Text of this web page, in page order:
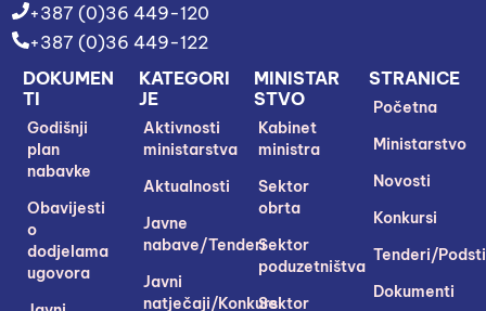
+387 (0)36 449-120
+387 (0)36 449-122
STRANICE
Početna
Ministarstvo
Novosti
Konkursi
Tenderi/
Dokumenti
MINISTAR
STVO
Kabinet
ministra
Sektor
obrta
Sektor
poduzetništva
Sektor
KATEGORI
JE
Aktivnosti
ministarstva
Aktualnosti
Javne
nabave/Tenderi
Javni
natječaji/Konkursi
DOKUMEN
TI
Godišnji
plan
nabavke
Obavijesti
o
dodjelama
ugovora